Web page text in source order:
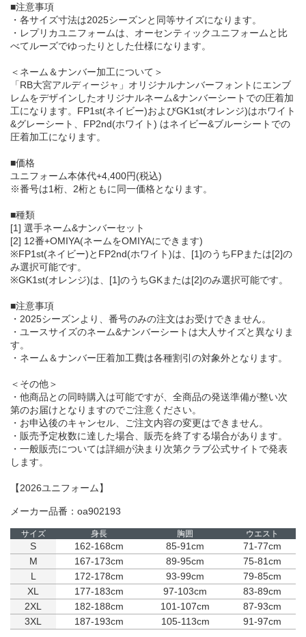
■注意事項
・各サイズ寸法は2025シーズンと同等サイズになります。
・レプリカユニフォームは、オーセンティックユニフォームと比
べてルーズでゆったりとした仕様になります。
＜ネーム＆ナンバー加工について＞
「RB大宮アルディージャ」オリジナルナンバーフォントにエンブ
レムをデザインしたオリジナルネーム&ナンバーシートでの圧着加
工になります。FP1st(ネイビー)およびGK1st(オレンジ)はホワイト
&グレーシート、FP2nd(ホワイト) はネイビー&ブルーシートでの
圧着加工になります。
■価格
ユニフォーム本体代+4,400円(税込)
※番号は1桁、2桁ともに同一価格となります。
■種類
[1] 選手ネーム&ナンバーセット
[2] 12番+OMIYA(ネームをOMIYAにできます)
※FP1st(ネイビー)とFP2nd(ホワイト)は、[1]のうちFPまたは[2]の
み選択可能です。
※GK1st(オレンジ)は、[1]のうちGKまたは[2]のみ選択可能です。
■注意事項
・2025シーズンより、番号のみの注文はお受けできません。
・ユースサイズのネーム&ナンバーシートは大人サイズと異なりま
す。
・ネーム＆ナンバー圧着加工費は各種割引の対象外となります。
＜その他＞
・他商品との同時購入は可能ですが、全商品の発送準備が整い次
第のお届けとなりますのでご注意ください。
・お申込後のキャンセル、ご注文内容の変更はできません。
・販売予定枚数に達した場合、販売を終了する場合があります。
・一般販売については詳細が決まり次第クラブ公式サイトで発表
します。
【2026ユニフォーム】
メーカー品番：oa902193
サイズ 身長 胸囲 ウエスト
S 162-168cm 85-91cm
71-77cm
M
167-173cm 89-95cm
75-81cm
L
172-178cm 93-99cm
79-85cm
XL
177-183cm 97-103cm
83-89cm
2XL
182-188cm 101-107cm
87-93cm
3XL
187-193cm 105-113cm 91-97cm